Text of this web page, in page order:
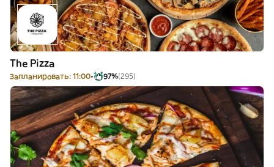
The Pizza
Запланировать: 11:00 97%(295)